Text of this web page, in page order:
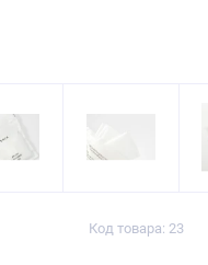
Код товара: 23